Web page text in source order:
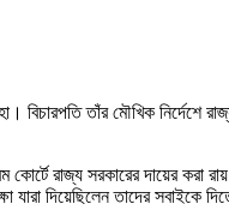
বিচারপতি তাঁর মৌখিক নির্দেশে
রাজ্য সরকারের দায়ের করা রায়
যারা দিয়েছিলেন তাদের সবাইকে